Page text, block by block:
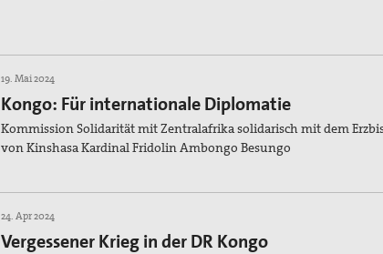
19. Mai 2024
Kongo: Für internationale Diplomatie
Kommission Solidarität mit Zentralafrika solidarisch mit dem
von Kinshasa Kardinal Fridolin Ambongo Besungo
24. Apr 2024
Vergessener Krieg in der DR Kongo